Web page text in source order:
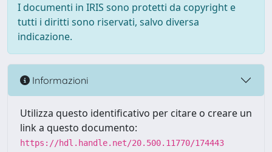
I documenti in IRIS sono protetti da copyright e
tutti i diritti sono riservati, salvo diversa
indicazione.
Informazioni
Utilizza questo identificativo per citare o creare un
link a questo documento:
https://hdl.handle.net/20.500.11770/174443